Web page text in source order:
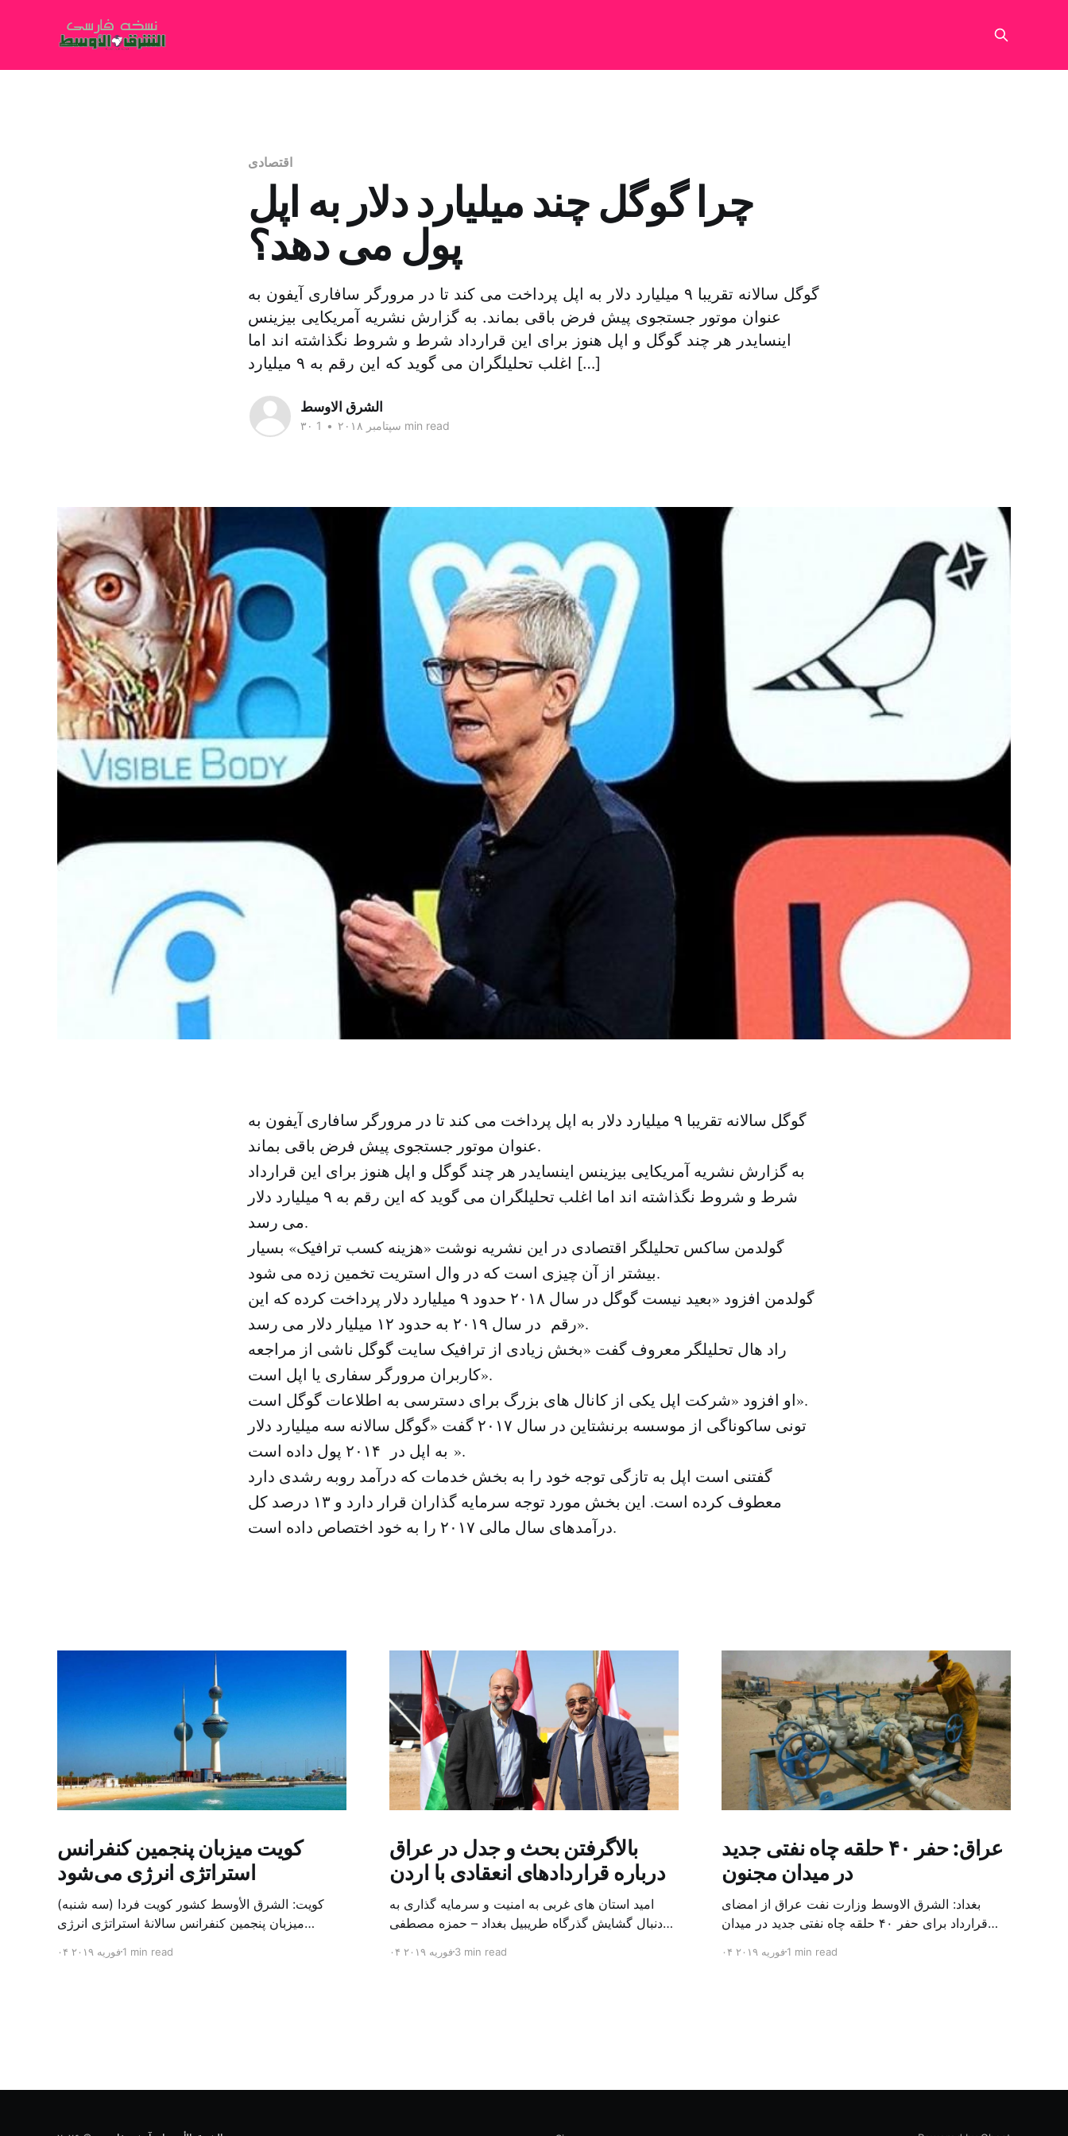
اقتصادی
چرا گوگل چند میلیارد دلار به اپل
پول می دهد؟
گوگل سالانه تقریبا ۹ میلیارد دلار به اپل پرداخت می کند تا در مرورگر سافاری آیفون به
عنوان موتور جستجوی پیش فرض باقی بماند. به گزارش نشریه آمریکایی بیزینس
اینسایدر هر چند گوگل و اپل هنوز برای این قرارداد شرط و شروط نگذاشته اند اما
اغلب تحلیلگران می گوید که این رقم به ۹ میلیارد […]
الشرق الاوسط
۳۰ سپتامبر ۲۰۱۸ • 1 min read
گوگل سالانه تقریبا ۹ میلیارد دلار به اپل پرداخت می کند تا در مرورگر سافاری آیفون به
عنوان موتور جستجوی پیش فرض باقی بماند.
به گزارش نشریه آمریکایی بیزینس اینسایدر هر چند گوگل و اپل هنوز برای این قرارداد
شرط و شروط نگذاشته اند اما اغلب تحلیلگران می گوید که این رقم به ۹ میلیارد دلار
می رسد.
گولدمن ساکس تحلیلگر اقتصادی در این نشریه نوشت «هزینه کسب ترافیک» بسیار
بیشتر از آن چیزی است که در وال استریت تخمین زده می شود.
گولدمن افزود «بعید نیست گوگل در سال ۲۰۱۸ حدود ۹ میلیارد دلار پرداخت کرده که این
رقم در سال ۲۰۱۹ به حدود ۱۲ میلیار دلار می رسد».
راد هال تحلیلگر معروف گفت «بخش زیادی از ترافیک سایت گوگل ناشی از مراجعه
کاربران مرورگر سفاری یا اپل است».
او افزود «شرکت اپل یکی از کانال های بزرگ برای دسترسی به اطلاعات گوگل است».
تونی ساکوناگی از موسسه برنشتاین در سال ۲۰۱۷ گفت «گوگل سالانه سه میلیارد دلار
به اپل در ۲۰۱۴ پول داده است».
گفتنی است اپل به تازگی توجه خود را به بخش خدمات که درآمد روبه رشدی دارد
معطوف کرده است. این بخش مورد توجه سرمایه گذاران قرار دارد و ۱۳ درصد کل
درآمدهای سال مالی ۲۰۱۷ را به خود اختصاص داده است.
کویت میزبان پنجمین کنفرانس
استراتژی انرژی می‌شود
کویت: الشرق الأوسط کشور کویت فردا (سه شنبه)
میزبان پنجمین کنفرانس سالانهٔ استراتژی انرژی
الشرق الاوسط، حدود ۳۰۰ متخصص از شرکت‌های
۰۴ فوریه ۲۰۱۹1 min read
بالاگرفتن بحث و جدل در عراق
درباره قراردادهای انعقادی با اردن
امید استان های غربی به امنیت و سرمایه گذاری به
دنبال گشایش گذرگاه طریبیل بغداد – حمزه مصطفی
طریبیل توسط عادل عبد المهدی نخست وزیر عراق و
۰۴ فوریه ۲۰۱۹3 min read
عراق: حفر ۴۰ حلقه چاه نفتی جدید
در میدان مجنون
بغداد: الشرق الاوسط وزارت نفت عراق از امضای
قرارداد برای حفر ۴۰ حلقه چاه نفتی جدید در میدان
محمد خضیر مدعامل شرکت حفاری عراق روز یکشنبه
۰۴ فوریه ۲۰۱۹1 min read